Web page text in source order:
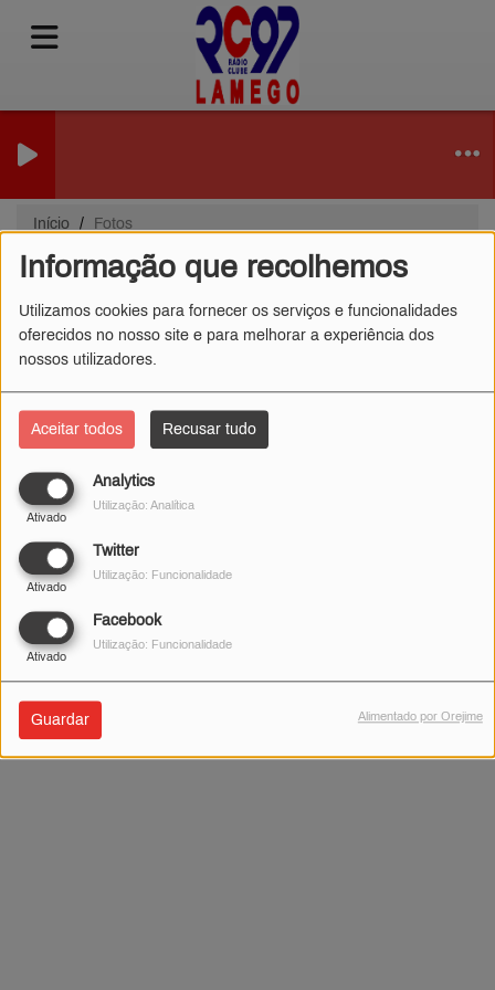
Informação que recolhemos
Utilizamos cookies para fornecer os serviços e funcionalidades
oferecidos no nosso site e para melhorar a experiência dos
nossos utilizadores.
Aceitar todos Recusar tudo
Analytics
Ativado
Utilização: Analítica
Twitter
Ativado
Utilização: Funcionalidade
Facebook
Ativado
Utilização: Funcionalidade
Guardar Alimentado por Orejime
Início Fotos
Fotos